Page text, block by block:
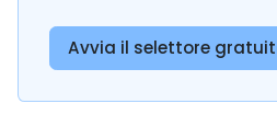
Avvia il selettore